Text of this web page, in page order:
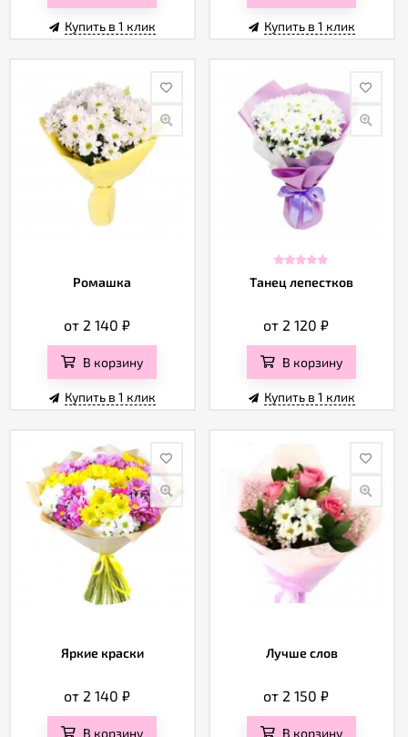
Купить в 1 клик Купить в 1 клик
Ромашка
от 2 140 ₽
В корзину
Купить в 1 клик
Танец лепестков
от 2 120₽
В корзину
Купить в 1 клик
Яркие краски
от 2 140 ₽
В корзину
Лучше слов
от 2 150₽
В корзину